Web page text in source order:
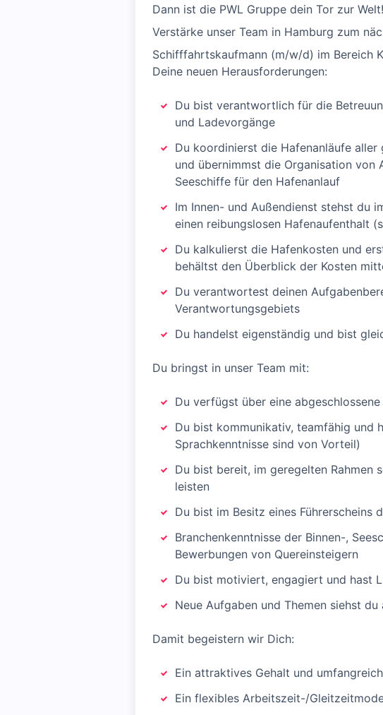
Dann ist die PWL Gruppe dein Tor zur Welt!
Verstärke unser Team in Hamburg zum
Schifffahrtskaufmann (m/w/d) im Bereich
Deine neuen Herausforderungen:
Du bist verantwortlich für die
und Ladevorgänge
Du koordinierst die Hafenanläufe
und übernimmst die Organisation von
Seeschiffe für den Hafenanlauf
Im Innen- und Außendienst stehst du
einen reibungslosen Hafenaufenthalt
Du kalkulierst die Hafenkosten und
behältst den Überblick der Kosten
Du verantwortest deinen
Verantwortungsgebiets
Du handelst eigenständig und bist
Du bringst in unser Team mit:
Du verfügst über eine
Du bist kommunikativ, teamfähig und
Sprachkenntnisse sind von Vorteil)
Du bist bereit, im geregelten Rahmen
leisten
Du bist im Besitz eines Führerscheins
Branchenkenntnisse der Binnen-,
Bewerbungen von Quereinsteigern
Du bist motiviert, engagiert und hast
Neue Aufgaben und Themen siehst
Damit begeistern wir Dich:
Ein attraktives Gehalt und
Ein flexibles Arbeitszeit-/